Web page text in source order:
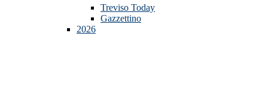
Treviso Today
Gazzettino
2026